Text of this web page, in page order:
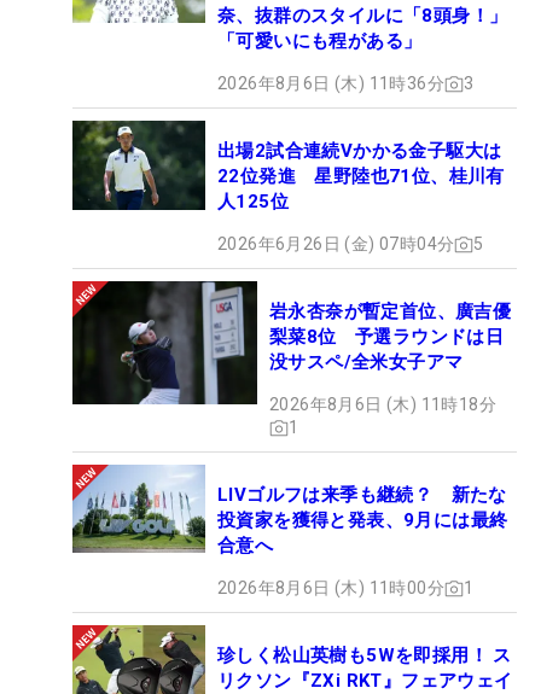
奈、抜群のスタイルに「8頭身！」
「可愛いにも程がある」
2026年8月6日 (木) 11時36分 3
出場2試合連続Vかかる金子駆大は
22位発進 星野陸也71位、桂川有
人125位
2026年6月26日 (金) 07時04分 5
岩永杏奈が暫定首位、廣吉優
梨菜8位 予選ラウンドは日
没サスペ/全米女子アマ
2026年8月6日 (木) 11時18分
1
LIVゴルフは来季も継続？ 新たな
投資家を獲得と発表、9月には最終
合意へ
2026年8月6日 (木) 11時00分 1
珍しく松山英樹も5Wを即採用！ ス
リクソン『ZXi RKT』フェアウェイ